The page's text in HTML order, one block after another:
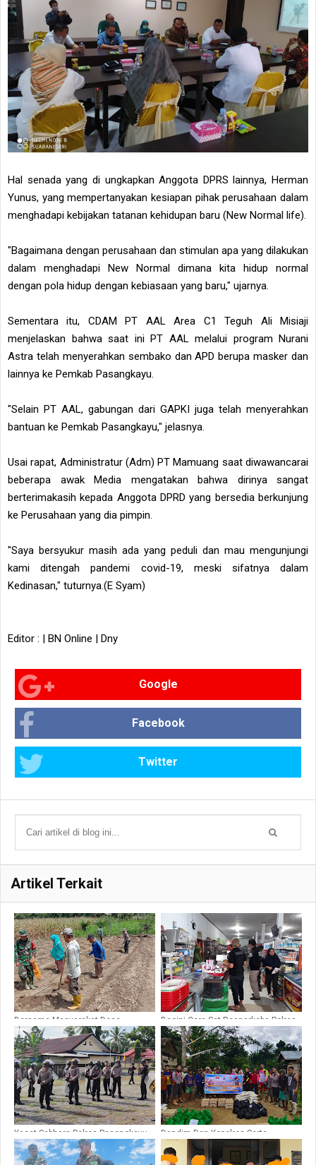
Hal senada yang di ungkapkan Anggota DPRS lainnya, Herman
Yunus, yang mempertanyakan kesiapan pihak perusahaan dalam
menghadapi kebijakan tatanan kehidupan baru (New Normal life).
"Bagaimana dengan perusahaan dan stimulan apa yang dilakukan
dalam menghadapi New Normal dimana kita hidup normal
dengan pola hidup dengan kebiasaan yang baru," ujarnya.
Sementara itu, CDAM PT AAL Area C1 Teguh Ali Misiaji
menjelaskan bahwa saat ini PT AAL melalui program Nurani
Astra telah menyerahkan sembako dan APD berupa masker dan
lainnya ke Pemkab Pasangkayu.
"Selain PT AAL, gabungan dari GAPKI juga telah menyerahkan
bantuan ke Pemkab Pasangkayu," jelasnya.
Usai rapat, Administratur (Adm) PT Mamuang saat diwawancarai
beberapa awak Media mengatakan bahwa dirinya sangat
berterimakasih kepada Anggota DPRD yang bersedia berkunjung
ke Perusahaan yang dia pimpin.
"Saya bersyukur masih ada yang peduli dan mau mengunjungi
kami ditengah pandemi covid-19, meski sifatnya dalam
Kedinasan," tuturnya.(E Syam)
Editor : | BN Online | Dny
Google
Facebook
Twitter
Artikel Terkait
Bersama Masyarakat Desa
Tampaure, Babinsa 1427-02/Rdy
Tanam Bibit Porang
Begini Cara Sat Resnarkoba Polres
Pasangkayu Peringati Pengedar
dan Penjual Kosmetik Ilegal
Kasat Sabhara Polres Pasangkayu
Latih Dalmas Personil Jajaran
Polsek Sarudu
Dandim Dan Kapolres Serta
Komunitas Trail Pasangkayu
Melaksanakan Bakti Sosial Di 3
Dusun Desa Pakawa.